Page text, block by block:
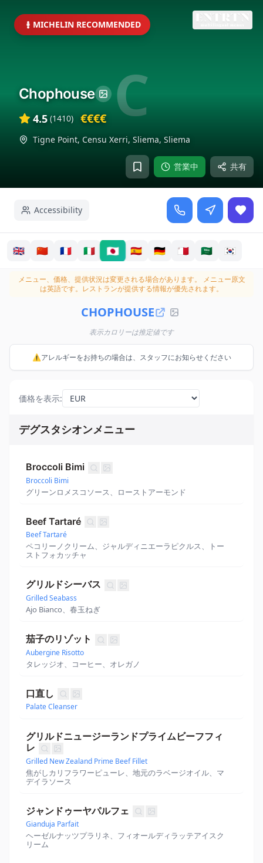
C
MICHELIN RECOMMENDED
営業中 共有
Chophouse
4.5 (1410) €€€€
Tigne Point, Censu Xerri, Sliema, Sliema
Accessibility
🇬🇧 🇨🇳 🇫🇷 🇮🇹 🇯🇵 🇪🇸 🇩🇪 🇲🇹 🇸🇦 🇰🇷
メニュー、価格、提供状況は変更される場合があります。
メニュー原文
は英語です。レストランが提供する情報が優先されます。
CHOPHOUSE
表示カロリーは推定値です
⚠️アレルギーをお持ちの場合は、スタッフにお知らせください
価格を表示:
デグスタシオンメニュー
Broccoli Bimi
Broccoli Bimi
グリーンロメスコソース、ローストアーモンド
Beef Tartaré
Beef Tartaré
ペコリーノクリーム、ジャルディニエーラピクルス、トー
ストフォカッチャ
グリルドシーバス
Grilled Seabass
Ajo Bianco、春玉ねぎ
茄子のリゾット
Aubergine Risotto
タレッジオ、コーヒー、オレガノ
口直し
Palate Cleanser
グリルドニュージーランドプライムビーフフィ
レ
Grilled New Zealand Prime Beef Fillet
焦がしカリフラワーピューレ、地元のラベージオイル、マ
デイラソース
ジャンドゥーヤパルフェ
Gianduja Parfait
ヘーゼルナッツプラリネ、フィオールディラッテアイスク
リーム